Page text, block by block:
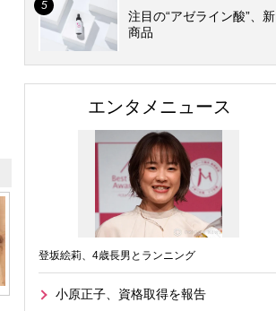
注目の“アゼライン酸”、新
商品
エンタメニュース
登坂絵莉、4歳長男とランニング
小原正子、資格取得を報告